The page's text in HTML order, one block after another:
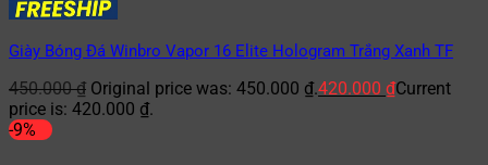
Giày Bóng Đá Winbro Vapor 16 Elite Hologram Trắng Xanh TF
450.000₫ Original price was: 450.000 ₫.420.000 ₫Current
price is: 420.000 ₫.
-9%